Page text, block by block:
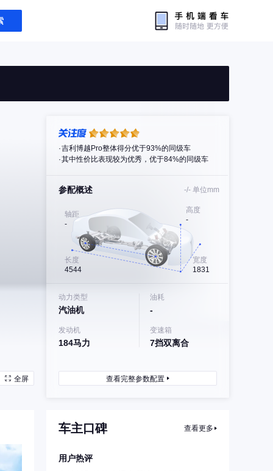
全屏
吉利博越Pro整体得分优于93%的同级车
其中性价比表现较为优秀，优于84%的同级车
参配概述 -/- 单位mm
轴距
-
高度
-
长度
4544
宽度
1831
动力类型
汽油机
油耗
-
发动机
184马力
变速箱
7挡双离合
查看完整参数配置
车主口碑 查看更多
用户热评